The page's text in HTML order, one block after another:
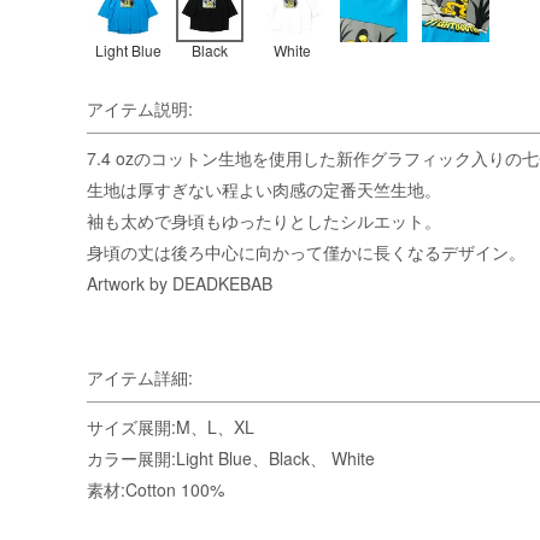
Light Blue Black White
アイテム説明:
7.4 ozのコットン生地を使用した新作グラフィック入りの七
生地は厚すぎない程よい肉感の定番天竺生地。
袖も太めで身頃もゆったりとしたシルエット。
身頃の丈は後ろ中心に向かって僅かに長くなるデザイン。
Artwork by DEADKEBAB
アイテム詳細:
サイズ展開:M、L、XL
カラー展開:Light Blue、Black、 White
素材:Cotton 100%